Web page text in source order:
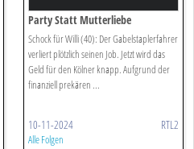
Party Statt Mutterliebe
Schock für Willi (40): Der Gabelstaplerfahrer
verliert plötzlich seinen Job. Jetzt wird das
Geld für den Kölner knapp. Aufgrund der
finanziell prekären ...
10-11-2024 RTL2
Alle Folgen